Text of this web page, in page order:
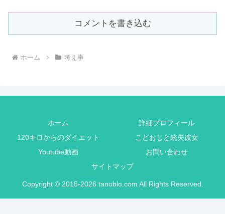
コメントを書き込む
ホーム 考え事
ホーム
詳細プロフィール
120キロからのダイエット
こどおじと統失彼女
Youtube動画
お問い合わせ
サイトマップ
Copyright © 2015-2026 tanoblo.com All Rights Reserved.